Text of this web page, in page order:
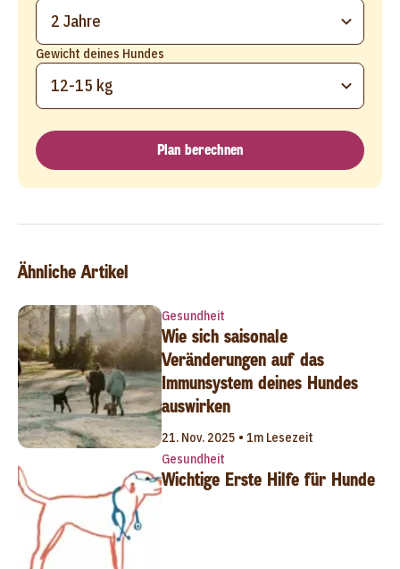
2 Jahre
Gewicht deines Hundes
12-15 kg
Plan berechnen
Ähnliche Artikel
Gesundheit
Wie sich saisonale
Veränderungen auf das
Immunsystem deines Hundes
auswirken
21. Nov. 2025 • 1m Lesezeit
Gesundheit
Wichtige Erste Hilfe für Hunde